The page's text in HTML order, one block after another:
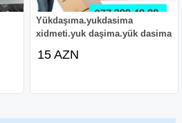
Yükdaşıma.yukdasima
xidmeti.yuk daşima.yük dasima
15 AZN